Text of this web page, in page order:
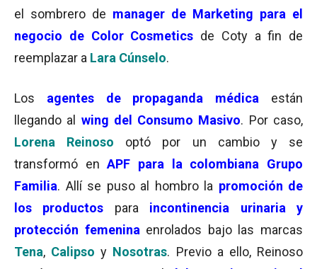
el sombrero de manager de Marketing para el
negocio de Color Cosmetics de Coty a fin de
reemplazar a Lara Cúnselo.
Los agentes de propaganda médica
están
llegando al wing del Consumo Masivo. Por caso,
Lorena Reinoso optó por un cambio y se
transformó enAPF para la colombiana Grupo
Familia. Allí se puso al hombro la promoción de
los productos para incontinencia urinaria y
protección femenina enrolados bajo las marcas
Tena, Calipso y Nosotras. Previo a ello, Reinoso